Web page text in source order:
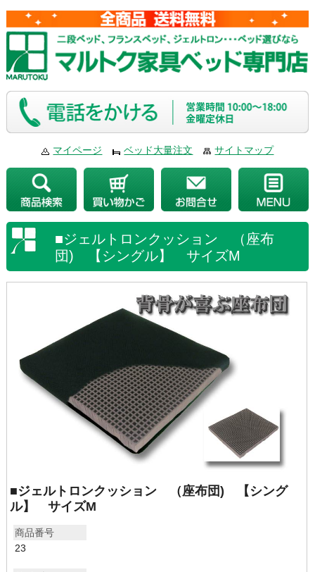
マイページ ベッド大量注文 サイトマップ
■ジェルトロンクッション （座布
団) 【シングル】 サイズM
■ジェルトロンクッション （座布団) 【シング
ル】 サイズM
商品番号
23